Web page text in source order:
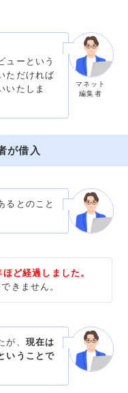
ューという
ただければ
いたしま
マネット
編集者
が借入
るとのこと
ど経過しました。
きません。
が、 現在は
いうことで